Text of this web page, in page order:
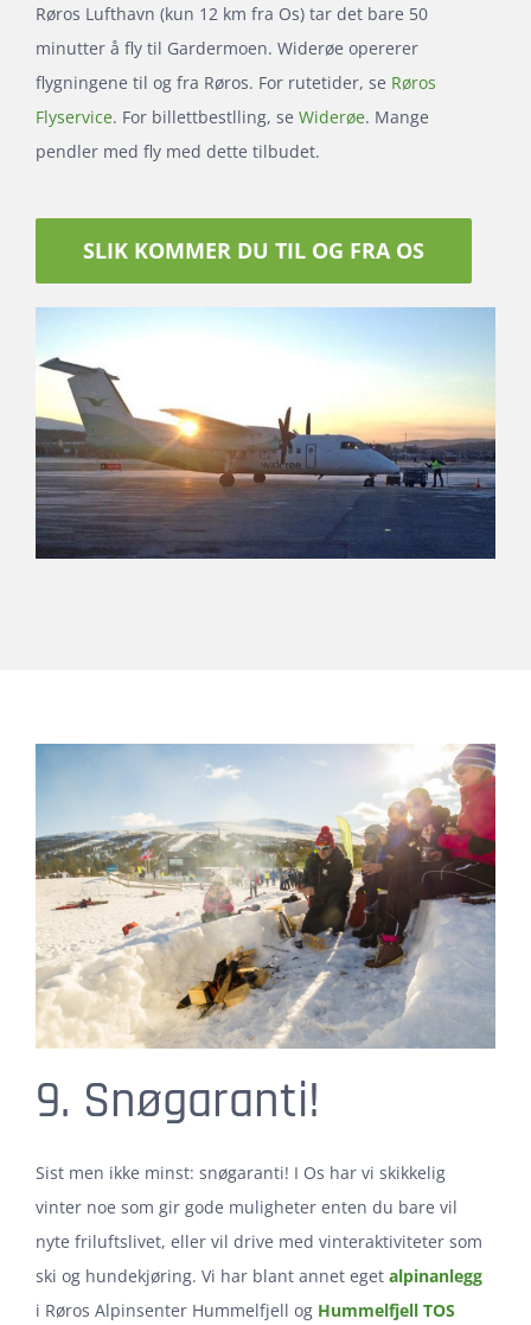
Røros Lufthavn (kun 12 km fra Os) tar det bare 50
minutter å fly til Gardermoen. Widerøe opererer
flygningene til og fra Røros. For rutetider, se Røros
Flyservice. For billettbestlling, se Widerøe. Mange
pendler med fly med dette tilbudet.
SLIK KOMMER DU TIL OG FRA OS
9. Snøgaranti!
Sist men ikke minst: snøgaranti! I Os har vi skikkelig
vinter noe som gir gode muligheter enten du bare vil
nyte friluftslivet, eller vil drive med vinteraktiviteter som
ski og hundekjøring. Vi har blant annet eget alpinanlegg
i Røros Alpinsenter Hummelfjell og Hummelfjell TOS